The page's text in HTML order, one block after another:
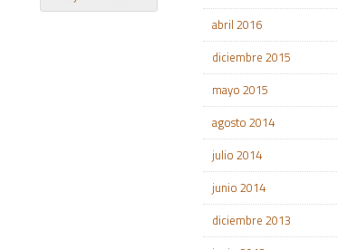
abril 2016
diciembre 2015
mayo 2015
agosto 2014
julio 2014
junio 2014
diciembre 2013